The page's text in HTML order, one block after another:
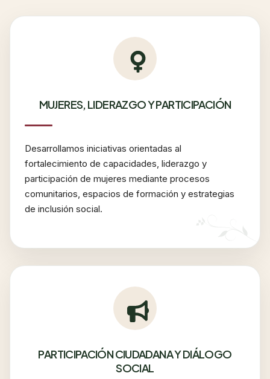
MUJERES, LIDERAZGO Y PARTICIPACIÓN
Desarrollamos iniciativas orientadas al
fortalecimiento de capacidades, liderazgo y
participación de mujeres mediante procesos
comunitarios, espacios de formación y estrategias
de inclusión social.
PARTICIPACIÓN CIUDADANA Y DIÁLOGO
SOCIAL